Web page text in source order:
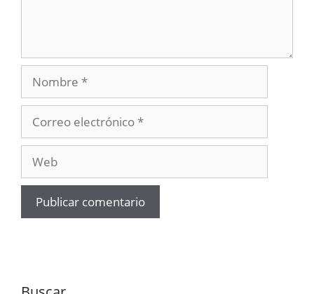
Nombre
electrónico